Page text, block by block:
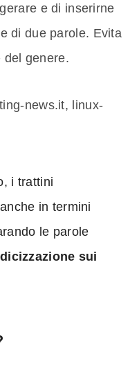
e di inserirne
di due parole. Evita
del genere.
news.it, linux-
i trattini
in termini
le parole
sui